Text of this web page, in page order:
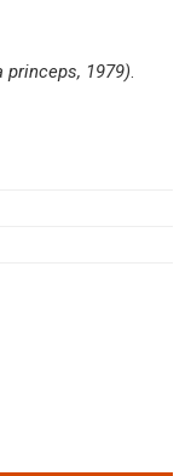
1979).